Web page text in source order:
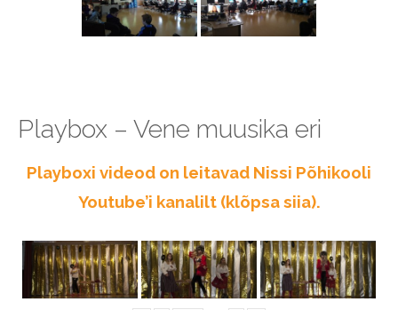
Playbox – Vene muusika eri
Playboxi videod on leitavad Nissi Põhikooli
Youtube’i kanalilt (klõpsa siia).